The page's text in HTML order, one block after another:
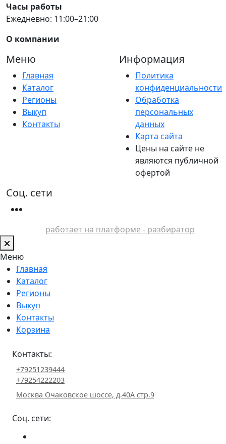
Часы работы
Ежедневно: 11:00–21:00
О компании
Меню
Главная
Каталог
Регионы
Выкуп
Контакты
Информация
Политика
конфиденциальности
Обработка
персональных
данных
Карта сайта
Цены на сайте не
являются публичной
офертой
Соц. сети
работает на платформе - разбиратор
Меню
Главная
Каталог
Регионы
Выкуп
Контакты
Корзина
Контакты:
+79251239444
+79254222203
Москва Очаковское шоссе, д.40А стр.9
Соц. сети: